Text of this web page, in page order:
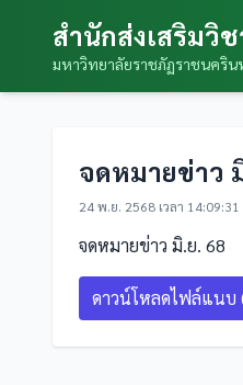
สำนักส่งเสริมวิ
มหาวิทยาลัยราชภัฏราชนคริน
จดหมายข่าว
24 พ.ย. 2568 เวลา 14:09:31
จดหมายข่าว มิ.ย. 68
ดาวน์โหลดไฟล์แนบ